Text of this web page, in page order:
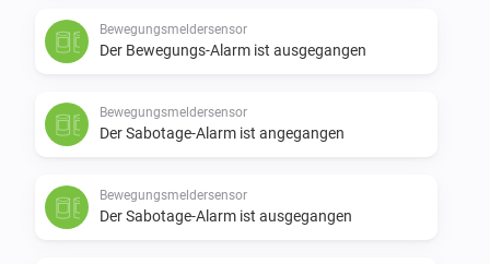
Bewegungsmeldersensor
Der Bewegungs-Alarm ist ausgegangen
Bewegungsmeldersensor
Der Sabotage-Alarm ist angegangen
Bewegungsmeldersensor
Der Sabotage-Alarm ist ausgegangen